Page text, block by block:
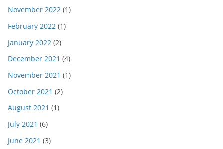
November 2022 (1)
February 2022 (1)
January 2022 (2)
December 2021 (4)
November 2021 (1)
October 2021 (2)
August 2021 (1)
July 2021 (6)
June 2021 (3)